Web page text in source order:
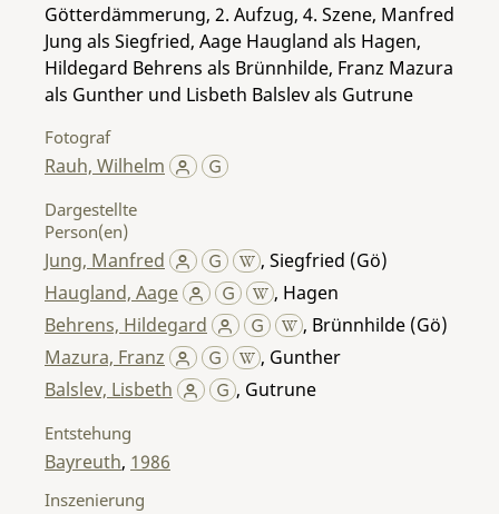
Götterdämmerung, 2. Aufzug, 4. Szene, Manfred
Jung als Siegfried, Aage Haugland als Hagen,
Hildegard Behrens als Brünnhilde, Franz Mazura
als Gunther und Lisbeth Balslev als Gutrune
Fotograf
Rauh, Wilhelm
Dargestellte
Person(en)
Jung, Manfred , Siegfried (Gö)
Haugland, Aage
, Hagen
Behrens, Hildegard
, Brünnhilde (Gö)
Mazura, Franz
, Gunther
Balslev, Lisbeth
, Gutrune
Entstehung
Bayreuth, 1986
Inszenierung